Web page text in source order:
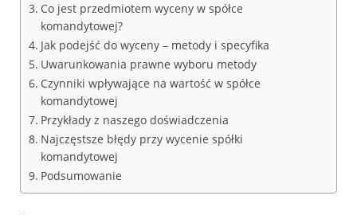
Co jest przedmiotem wyceny w spółce
komandytowej?
Jak podejść do wyceny – metody i specyfika
Uwarunkowania prawne wyboru metody
Czynniki wpływające na wartość w spółce
komandytowej
Przykłady z naszego doświadczenia
Najczęstsze błędy przy wycenie spółki
komandytowej
Podsumowanie